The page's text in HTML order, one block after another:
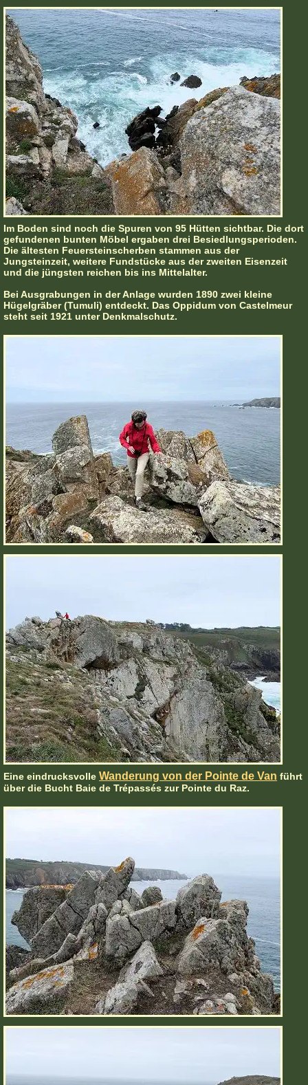
Im Boden sind noch die Spuren von 95 Hütten sichtbar. Die dort
gefundenen bunten Möbel ergaben drei Besiedlungsperioden.
Die ältesten Feuersteinscherben stammen aus der
Jungsteinzeit, weitere Fundstücke aus der zweiten Eisenzeit
und die jüngsten reichen bis ins Mittelalter.
Bei Ausgrabungen in der Anlage wurden 1890 zwei kleine
Hügelgräber (Tumuli) entdeckt. Das Oppidum von Castelmeur
steht seit 1921 unter Denkmalschutz.
Eine eindrucksvolle Wanderung von der Pointe de Van führt
über die Bucht Baie de Trépassés zur Pointe du Raz.